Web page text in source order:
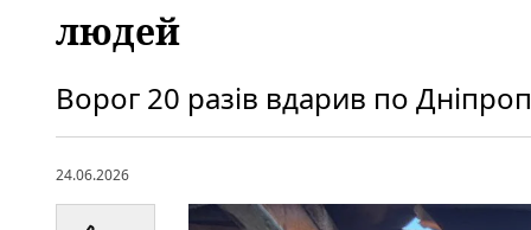
людей
Ворог 20 разів вдарив по
24.06.2026